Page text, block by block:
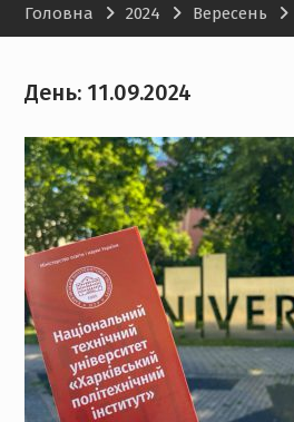
Legal Developments»
Головна 2024 Вересень
День: 11.09.2024